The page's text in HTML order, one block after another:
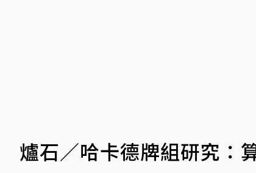
爐石／哈卡德牌組研究：